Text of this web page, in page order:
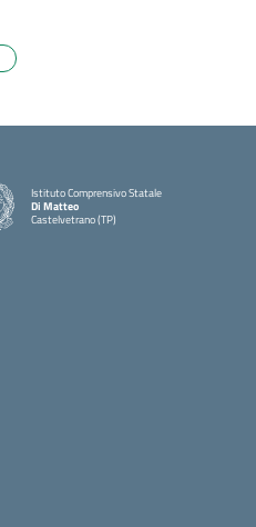
Istituto Comprensivo Statale
Di Matteo
Castelvetrano (TP)